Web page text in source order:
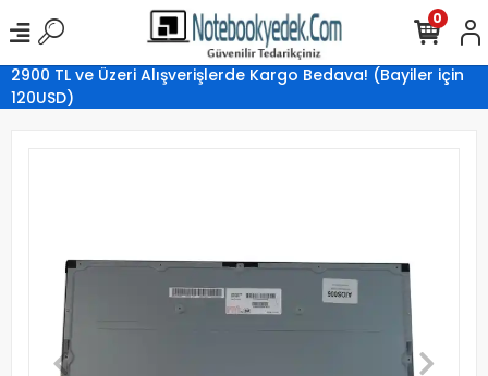
2900 TL ve Üzeri Alışverişlerde Kargo Bedava! (Bayiler için
120USD)
0